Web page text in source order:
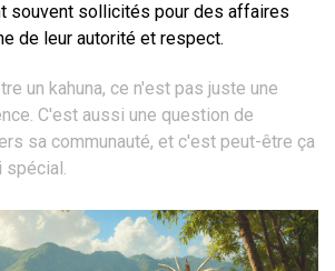
souvent sollicités pour des affaires
de leur autorité et respect.
un kahuna, ce n'est pas juste une
C'est aussi une question de
sa communauté, et c'est peut-être ça
spécial.